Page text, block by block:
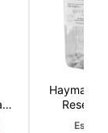
Hayman's
Reserve